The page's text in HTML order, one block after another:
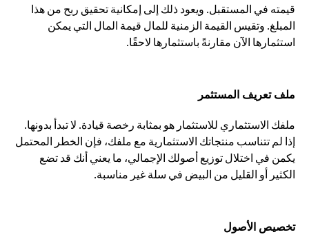
قيمته في المستقبل. ويعود ذلك إلى إمكانية تحقيق ربح من هذا
المبلغ. وتقيس القيمة الزمنية للمال قيمة المال التي يمكن
استثمارها الآن مقارنةً باستثمارها لاحقًا.
ملف تعريف المستثمر
ملفك الاستثماري للاستثمار هو بمثابة رخصة قيادة. لا تبدأ بدونها.
إذا لم تتناسب منتجاتك الاستثمارية مع ملفك، فإن الخطر المحتمل
يكمن في اختلال توزيع أصولك الإجمالي، ما يعني أنك قد تضع
الكثير أو القليل من البيض في سلة غير مناسبة.
تخصيص الأصول